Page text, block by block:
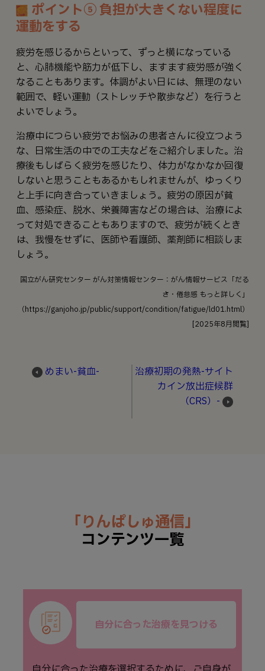
ポイント⑤ 負担が大きくない程度に
運動をする
疲労を感じるからといって、ずっと横になっている
と、心肺機能や筋力が低下し、ますます疲労感が強く
なることもあります。体調がよい日には、無理のない
範囲で、軽い運動（ストレッチや散歩など）を行うと
よいでしょう。
治療中につらい疲労でお悩みの患者さんに役立つよう
な、日常生活の中での工夫などをご紹介しました。治
療後もしばらく疲労を感じたり、体力がなかなか回復
しないと思うこともあるかもしれませんが、ゆっくり
と上手に向き合っていきましょう。疲労の原因が貧
血、感染症、脱水、栄養障害などの場合は、治療によ
って対処できることもありますので、疲労が続くとき
は、我慢をせずに、医師や看護師、薬剤師に相談しま
しょう。
国立がん研究センター がん対策情報センター：がん情報サービス「だる
さ・倦怠感 もっと詳しく」
（https://ganjoho.jp/public/support/condition/fatigue/ld01.html）
[2025年8月閲覧]
めまい-貧血-
治療初期の発熱-サイト
カイン放出症候群
（CRS）-
「りんぱしゅ通信」
コンテンツ一覧
自分に合った治療を見つける